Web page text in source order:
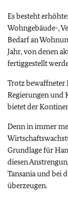
Es besteht
Wohngebäude-,
Bedarf an
Jahr, von denen
fertiggestellt
Trotz bewaffneter
Regierungen und
bietet der
Denn in immer
Grundlage für
diesen
Tansania und bei
überzeugen.